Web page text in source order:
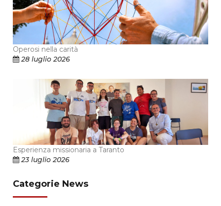
Operosi nella carità
28 luglio 2026
Esperienza missionaria a Taranto
23 luglio 2026
Categorie News